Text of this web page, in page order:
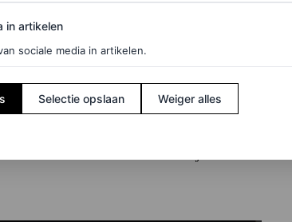
hij was. Alles is grotendeels beïnvloed
werken komt uit de collectie van het
van het Kunst- en Geschiedenismuseum
voor Schone Kunsten van Saint-Lô’,
is tot en met 5 november dit jaar te
artikelen
in artikelen
sociale media in artikelen.
Selectie opslaan Weiger alles